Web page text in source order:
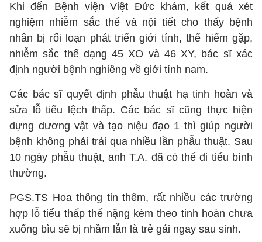
Khi đến Bệnh viện Việt Đức khám, kết quả xét
nghiệm nhiễm sắc thể và nội tiết cho thấy bệnh
nhân bị rối loạn phát triển giới tính, thể hiếm gặp,
nhiễm sắc thể dạng 45 XO và 46 XY, bác sĩ xác
định người bệnh nghiêng về giới tính nam.
Các bác sĩ quyết định phẫu thuật hạ tinh hoàn và
sửa lỗ tiểu lệch thấp. Các bác sĩ cũng thực hiện
dựng dương vật và tạo niệu đạo 1 thì giúp người
bệnh không phải trải qua nhiều lần phẫu thuật. Sau
10 ngày phẫu thuật, anh T.A. đã có thể đi tiểu bình
thường.
PGS.TS Hoa thông tin thêm, rất nhiều các trường
hợp lỗ tiểu thấp thể nặng kèm theo tinh hoàn chưa
xuống bìu sẽ bị nhầm lẫn là trẻ gái ngay sau sinh.